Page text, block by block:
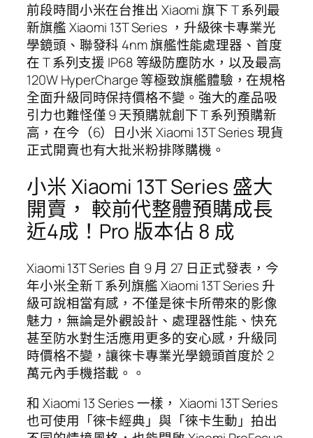
前段時間小米在台推出 Xiaomi 旗下 T 系列最
新旗艦 Xiaomi 13T Series ，升級徠卡專業光
學鏡頭、聯發科 4nm 旗艦性能處理器、首度
在 T 系列支援 IP68 等級防塵防水，以及最高
120W HyperCharge 等極致旗艦體驗，在規格
全面升級同時保持價格不變。強大的產品吸
引力也難怪僅 9 天預購就創下 T 系列預購新
高，在今（6）日小米 Xiaomi 13T Series 現貨
正式開賣也有大批米粉排隊購機。
小米 Xiaomi 13T Series 盛大
開賣， 較前代整體預購成長
近4成！Pro 版本佔 8 成
Xiaomi 13T Series 自 9 月 27 日正式發表，今
年小米全新 T 系列旗艦 Xiaomi 13T Series 升
級可說相當有感，不僅是徠卡所帶來的影像
魅力，無論是外觀設計、處理器性能、快充
甚至防水對生活應用更多的安心感，升級同
時價格不變，讓徠卡專業光學鏡頭首度於 2
萬元內手機搭載。。
和 Xiaomi 13 Series 一樣， Xiaomi 13T Series
也可使用「徠卡經典」與「徠卡生動」拍出